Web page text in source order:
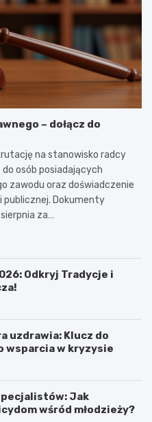
– dołącz do
na stanowisko radcy
osób posiadających
zawodu oraz doświadczenie
publicznej. Dokumenty
za…
Odkryj Tradycje i
uzdrawia: Klucz do
wsparcia w kryzysie
Jak
wśród młodzieży?